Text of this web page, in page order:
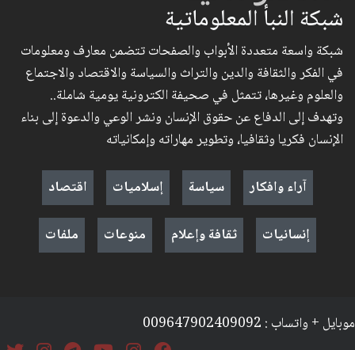
شبكة النبأ المعلوماتية
شبكة واسعة متعددة الأبواب والصفحات تتضمن معارف ومعلومات
في الفكر والثقافة والدين والتراث والسياسة والاقتصاد والاجتماع
والعلوم وغيرها، تتمثل في صحيفة الكترونية يومية شاملة..
وتهدف إلى الدفاع عن حقوق الإنسان ونشر الوعي والدعوة إلى بناء
الإنسان فكريا وثقافيا، وتطوير مهاراته وإمكانياته
آراء وافكار
سياسة إسلاميات
اقتصاد
إنسانيات
ثقافة وإعلام منوعات ملفات
موبايل + واتساب : 009647902409092